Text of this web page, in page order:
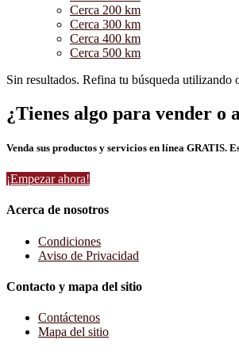
Cerca 200 km
Cerca 300 km
Cerca 400 km
Cerca 500 km
Sin resultados. Refina tu búsqueda utilizando
¿Tienes algo para vender o
Venda sus productos y servicios en línea GRATIS.
¡Empezar ahora!
Acerca de nosotros
Condiciones
Aviso de Privacidad
Contacto y mapa del sitio
Contáctenos
Mapa del sitio